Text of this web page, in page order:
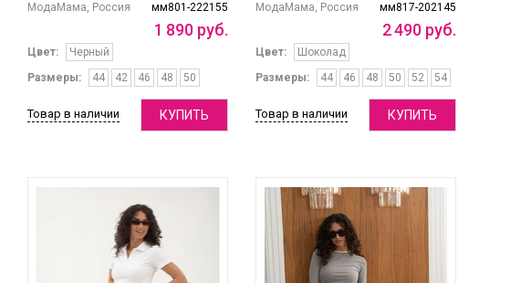
мм801-222155
МодаМама, Россия
1 890 руб.
Цвет:
Черный
Размеры:
44 42 46 48 50
Товар в наличии КУПИТЬ
мм817-202145
МодаМама, Россия
2490 руб.
Цвет:
Шоколад
Размеры:
44 46 48 50 52 54
Товар в наличии КУПИТЬ